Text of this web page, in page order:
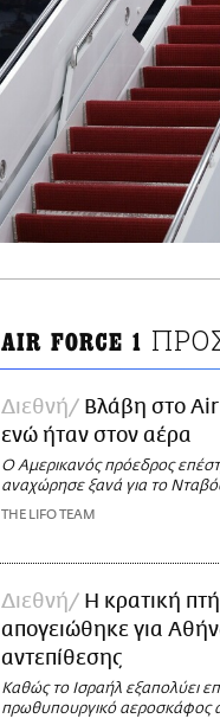
AIR FORCE 1
Διεθνή
Βλάβη στο
ενώ ήταν στον αέρα
Ο Αμερικανός πρόεδρος
αναχώρησε ξανά για το
THE LIFO TEAM
Διεθνή
Η κρατική
απογειώθηκε για
αντεπίθεσης
Καθώς το Ισραήλ εξαπολύει
πρωθυπουργικό αεροσκάφος